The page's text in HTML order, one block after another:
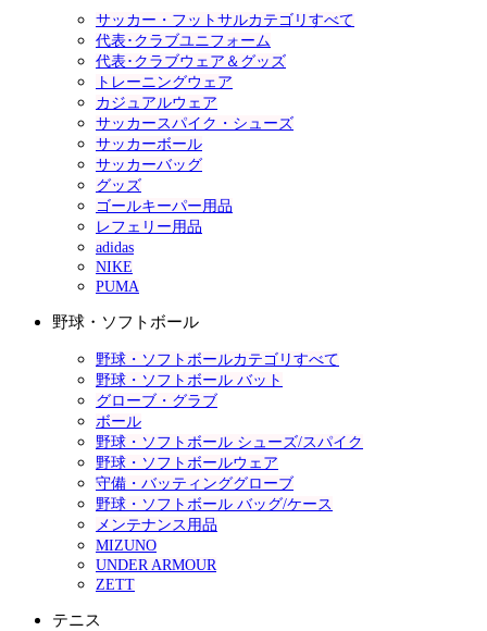
サッカー・フットサルカテゴリすべて
代表･クラブユニフォーム
代表･クラブウェア＆グッズ
トレーニングウェア
カジュアルウェア
サッカースパイク・シューズ
サッカーボール
サッカーバッグ
グッズ
ゴールキーパー用品
レフェリー用品
adidas
NIKE
PUMA
野球・ソフトボール
野球・ソフトボールカテゴリすべて
野球・ソフトボール バット
グローブ・グラブ
ボール
野球・ソフトボール シューズ/スパイク
野球・ソフトボールウェア
守備・バッティンググローブ
野球・ソフトボール バッグ/ケース
メンテナンス用品
MIZUNO
UNDER ARMOUR
ZETT
テニス